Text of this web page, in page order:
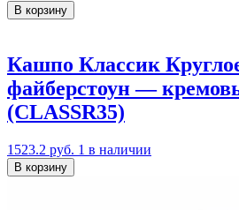
В корзину
Кашпо Классик
файберстоун —
(CLASSR35)
1523.2 руб. 1 в наличии
В корзину